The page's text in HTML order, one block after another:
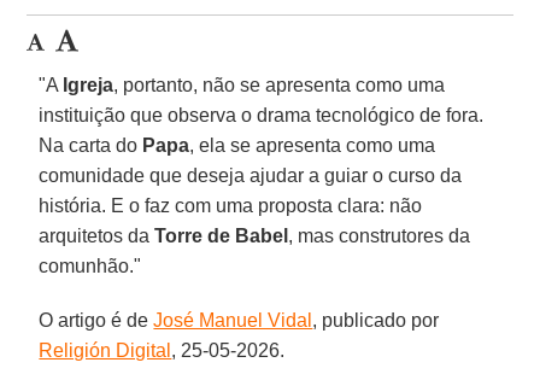
"A Igreja, portanto, não se apresenta como uma
instituição que observa o drama tecnológico de fora.
Na carta do Papa, ela se apresenta como uma
comunidade que deseja ajudar a guiar o curso da
história. E o faz com uma proposta clara: não
arquitetos daTorre de Babel , mas construtores da
comunhão."
O artigo é deJosé Manuel Vidal , publicado por
Religión Digital , 25-05-2026.